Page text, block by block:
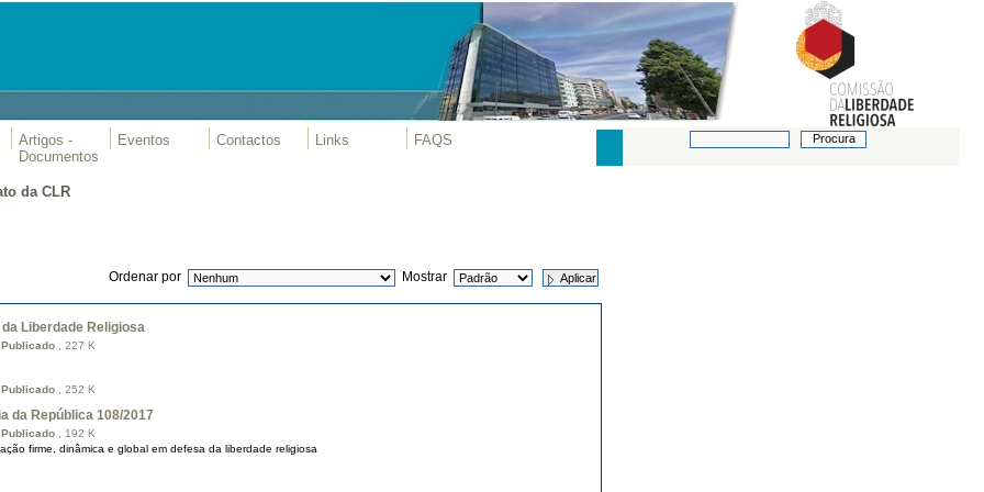
Artigos -
Documentos
Eventos Contactos Links FAQS
da CLR
Ordenar por Mostrar
Liberdade Religiosa
Publicado , 227 K
Publicado , 252 K
da República 108/2017
Publicado , 192 K
firme, dinâmica e global em defesa da liberdade religiosa